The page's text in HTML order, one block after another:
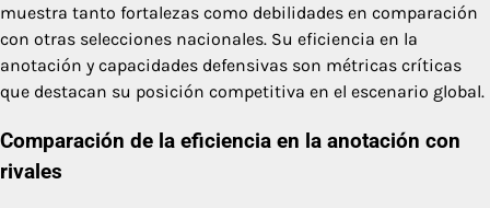
muestra tanto fortalezas como debilidades en comparación
con otras selecciones nacionales. Su eficiencia en la
anotación y capacidades defensivas son métricas críticas
que destacan su posición competitiva en el escenario global.
Comparación de la eficiencia en la anotación con
rivales